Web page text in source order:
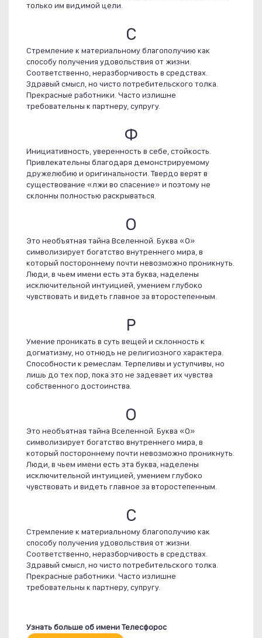
только им видимой цели.
С
Стремление к материальному благополучию как
способу получения удовольствия от жизни.
Соответственно, неразборчивость в средствах.
Здравый смысл, но чисто потребительского толка.
Прекрасные работники. Часто излишне
требовательны к партнеру, супругу.
Ф
Инициативность, уверенность в себе, стойкость.
Привлекательны благодаря демонстрируемому
дружелюбию и оригинальности. Твердо верят в
существование «лжи во спасение» и поэтому не
склонны полностью раскрываться.
О
Это необъятная тайна Вселенной. Буква «О»
символизирует богатство внутреннего мира, в
который постороннему почти невозможно проникнуть.
Люди, в чьем имени есть эта буква, наделены
исключительной интуицией, умением глубоко
чувствовать и видеть главное за второстепенным.
Р
Умение проникать в суть вещей и склонность к
догматизму, но отнюдь не религиозного характера.
Способности к ремеслам. Терпеливы и уступчивы, но
лишь до тех пор, пока это не задевает их чувства
собственного достоинства.
О
Это необъятная тайна Вселенной. Буква «О»
символизирует богатство внутреннего мира, в
который постороннему почти невозможно проникнуть.
Люди, в чьем имени есть эта буква, наделены
исключительной интуицией, умением глубоко
чувствовать и видеть главное за второстепенным.
С
Стремление к материальному благополучию как
способу получения удовольствия от жизни.
Соответственно, неразборчивость в средствах.
Здравый смысл, но чисто потребительского толка.
Прекрасные работники. Часто излишне
требовательны к партнеру, супругу.
Узнать больше об имени Телесфорос